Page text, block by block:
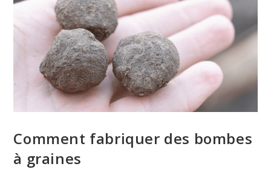
Comment fabriquer des bombes
à graines